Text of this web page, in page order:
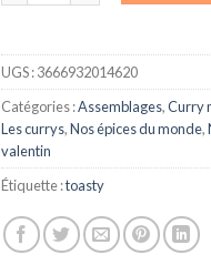
UGS :3666932014620
Catégories :Assemblages,Curry
Les currys,Nos épices du monde,
valentin
Étiquette :toasty